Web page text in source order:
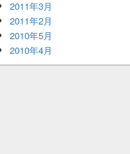
2011年3月
2011年2月
2010年5月
2010年4月